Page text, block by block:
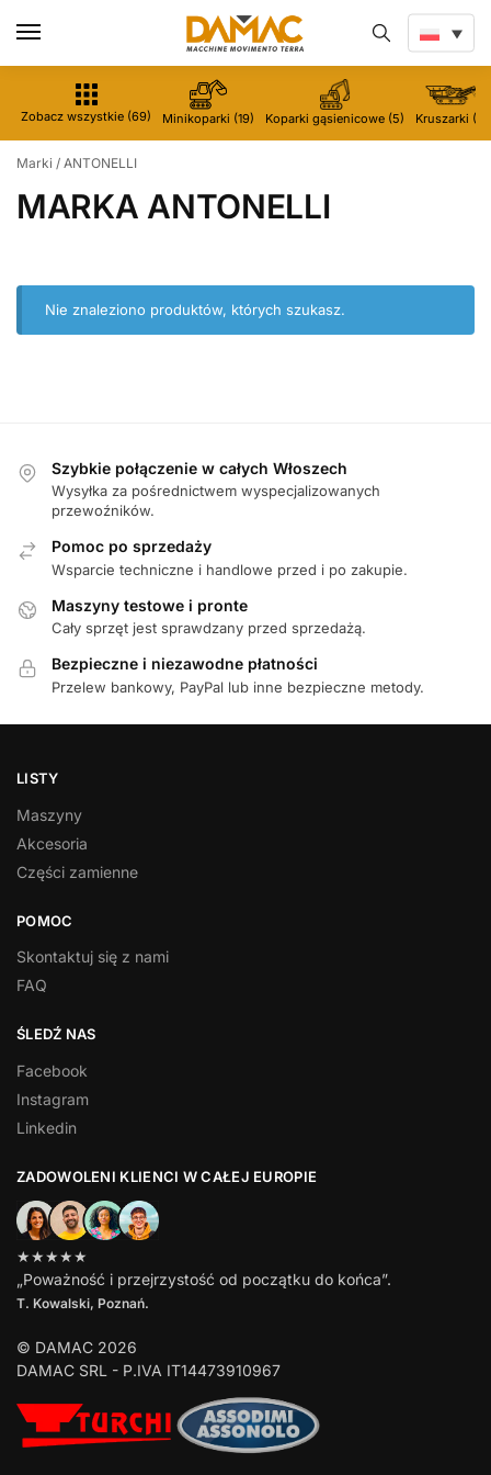
Zobacz wszystkie (69) Minikoparki (19) Koparki gąsienicowe (5) Kruszarki (5)
Marki / ANTONELLI
MARKA ANTONELLI
Nie znaleziono produktów, których szukasz.
Szybkie połączenie w całych Włoszech
Wysyłka za pośrednictwem wyspecjalizowanych
przewoźników.
Pomoc po sprzedaży
Wsparcie techniczne i handlowe przed i po zakupie.
Maszyny testowe i pronte
Cały sprzęt jest sprawdzany przed sprzedażą.
Bezpieczne i niezawodne płatności
Przelew bankowy, PayPal lub inne bezpieczne metody.
LISTY
Maszyny
Akcesoria
Części zamienne
POMOC
Skontaktuj się z nami
FAQ
ŚLEDŹ NAS
Facebook
Instagram
Linkedin
ZADOWOLENI KLIENCI W CAŁEJ EUROPIE
★★★★★
„Poważność i przejrzystość od początku do końca”.
T. Kowalski, Poznań.
© DAMAC 2026
DAMAC SRL - P.IVA IT14473910967